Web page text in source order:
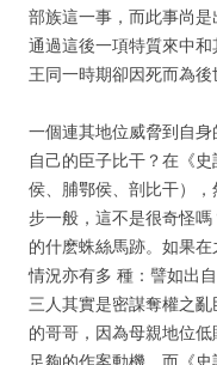
部族這一事，而此事尚
通過這後一項特質來中
王同一時期卻因死而為
一個連其地位威脅到自
自己的臣子比干？在《
侯、脯鄂侯、剖比干）
步一般，這不是很奇怪
的什麽蛛絲馬跡。如果
情況亦有多 種：譬如出
三人其實是密謀奪權之
的哥哥，因為母親地位